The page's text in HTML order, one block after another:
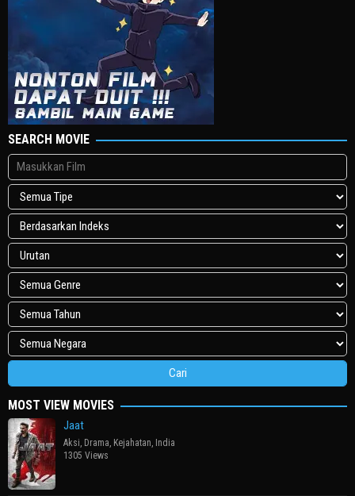
SEARCH MOVIE
MOST VIEW MOVIES
Jaat
Aksi, Drama, Kejahatan, India
1305 Views